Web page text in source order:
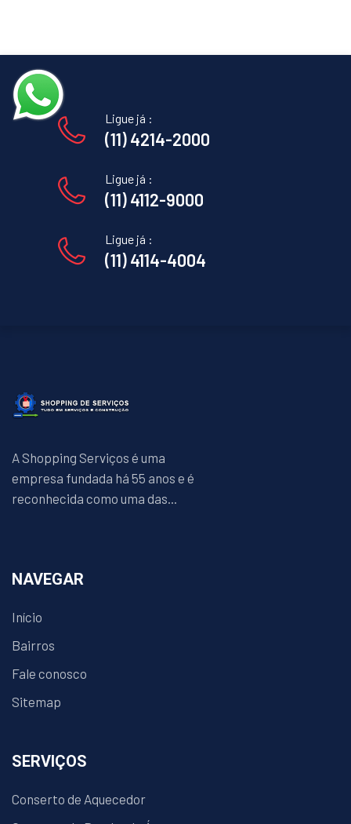
Ligue já :
(11) 4214-2000
Ligue já :
(11) 4112-9000
Ligue já :
(11) 4114-4004
A Shopping Serviços é uma
empresa fundada há 55 anos e é
reconhecida como uma das...
NAVEGAR
Início
Bairros
Fale conosco
Sitemap
SERVIÇOS
Conserto de Aquecedor